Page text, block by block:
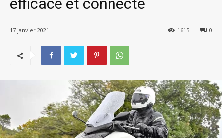
efficace et connecté
17 janvier 2021 0
1615